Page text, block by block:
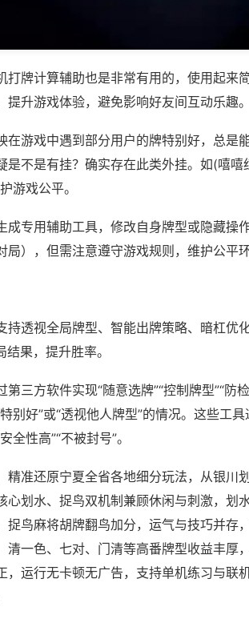
打牌计算辅助也是非常有用的，使用起来
升游戏体验，避免影响好友间互动乐趣。
在游戏中遇到部分用户的牌特别好，总是
是不是有挂？确实存在此类外挂。如(嘻嘻
游戏公平。
成专用辅助工具，修改自身牌型或隐藏操
），但需注意遵守游戏规则，维护公平环
持透视全局牌型、智能出牌策略、暗杠优
果，提升胜率。
三方软件实现“随意选牌”“控制牌型”“防
别好”或“透视他人牌型”的情况。这些工
性高”“不被封号”。
精准还原宁夏全省各地细分玩法，从银川
心划水、捉鸟双机制兼顾休闲与刺激，划
捉鸟麻将胡牌翻鸟加分，运气与技巧并存
一色、七对、门清等高番牌型收益丰厚
运行无卡顿无广告，支持单机练习与联